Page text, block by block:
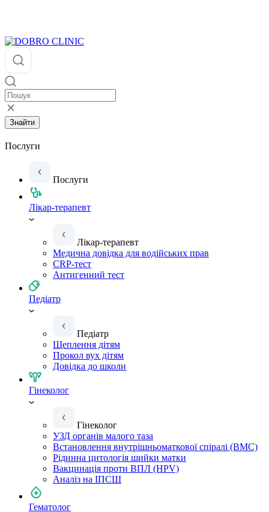
Знайти
Послуги
Послуги
Лікар-терапевт
Лікар-терапевт
Медична довідка для водійських прав
CRP-тест
Антигенний тест
Педіатр
Педіатр
Щеплення дітям
Прокол вух дітям
Довідка до школи
Гінеколог
Гінеколог
УЗД органів малого таза
Встановлення внутрішньоматкової спіралі (ВМС)
Рідинна цитологія шийки матки
Вакцинація проти ВПЛ (HPV)
Аналіз на ІПСШ
Гематолог